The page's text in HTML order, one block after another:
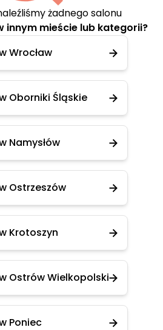
żadnego salonu
innym mieście lub kategorii?
Wrocław
Oborniki Śląskie
Namysłów
Ostrzeszów
Krotoszyn
Ostrów Wielkopolski
Poniec